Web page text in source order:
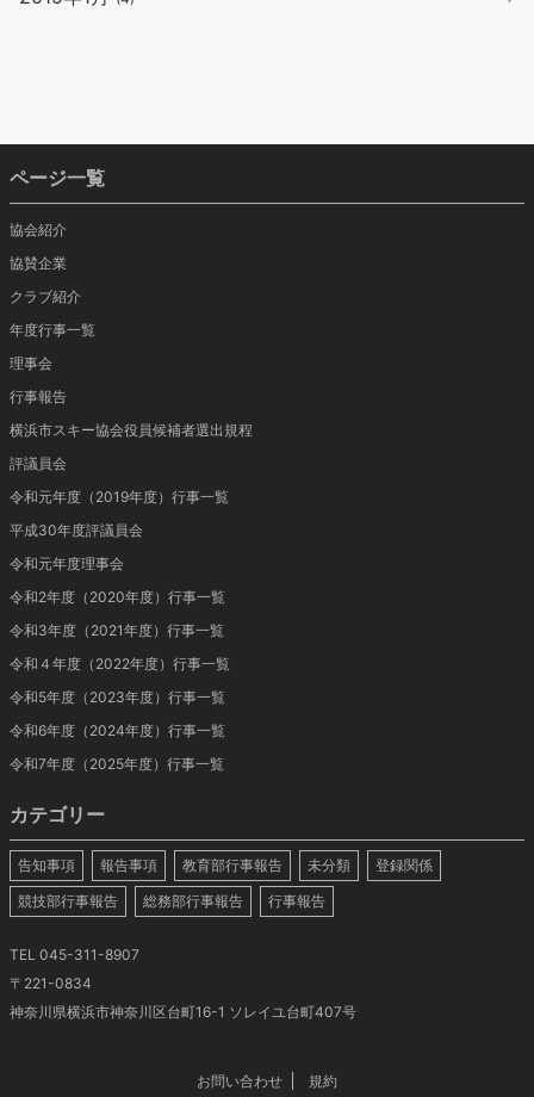
ページ一覧
協会紹介
協賛企業
クラブ紹介
年度行事一覧
理事会
行事報告
横浜市スキー協会役員候補者選出規程
評議員会
令和元年度（2019年度）行事一覧
平成30年度評議員会
令和元年度理事会
令和2年度（2020年度）行事一覧
令和3年度（2021年度）行事一覧
令和４年度（2022年度）行事一覧
令和5年度（2023年度）行事一覧
令和6年度（2024年度）行事一覧
令和7年度（2025年度）行事一覧
カテゴリー
告知事項 報告事項 教育部行事報告 未分類
登録関係
競技部行事報告
総務部行事報告 行事報告
TEL 045-311-8907
〒221-0834
神奈川県横浜市神奈川区台町16-1 ソレイユ台町407号
お問い合わせ 規約